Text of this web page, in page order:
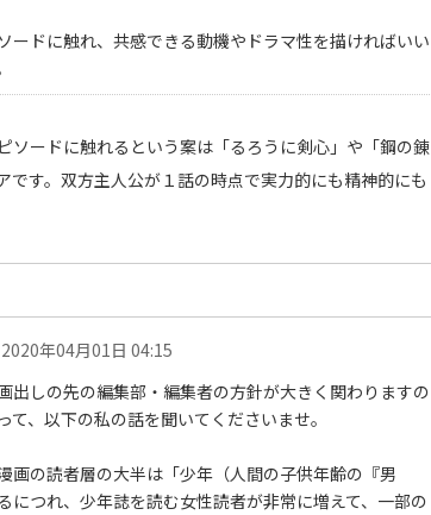
ードに触れ、共感できる動機やドラマ性を描ければいい
ードに触れるという案は「るろうに剣心」や「鋼の錬
です。双方主人公が１話の時点で実力的にも精神的にも
2020年04月01日 04:15
出しの先の編集部・編集者の方針が大きく関わりますの
、以下の私の話を聞いてくださいませ。
画の読者層の大半は「少年（人間の子供年齢の『男
につれ、少年誌を読む女性読者が非常に増えて、一部の